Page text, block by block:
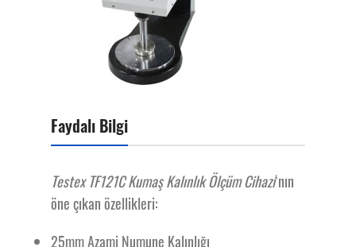
Faydalı Bilgi
Testex TF121C Kumaş Kalınlık Ölçüm Cihazı‘nın
öne çıkan özellikleri:
25mm Azami Numune Kalınlığı